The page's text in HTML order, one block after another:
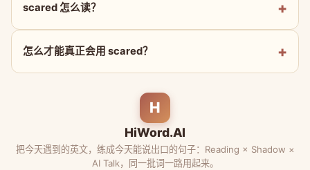
scared 怎么读？
怎么才能真正会用 scared？
H
HiWord.AI
把今天遇到的英文，练成今天能说出口的句子：Reading × Shadow ×
AI Talk，同一批词一路用起来。